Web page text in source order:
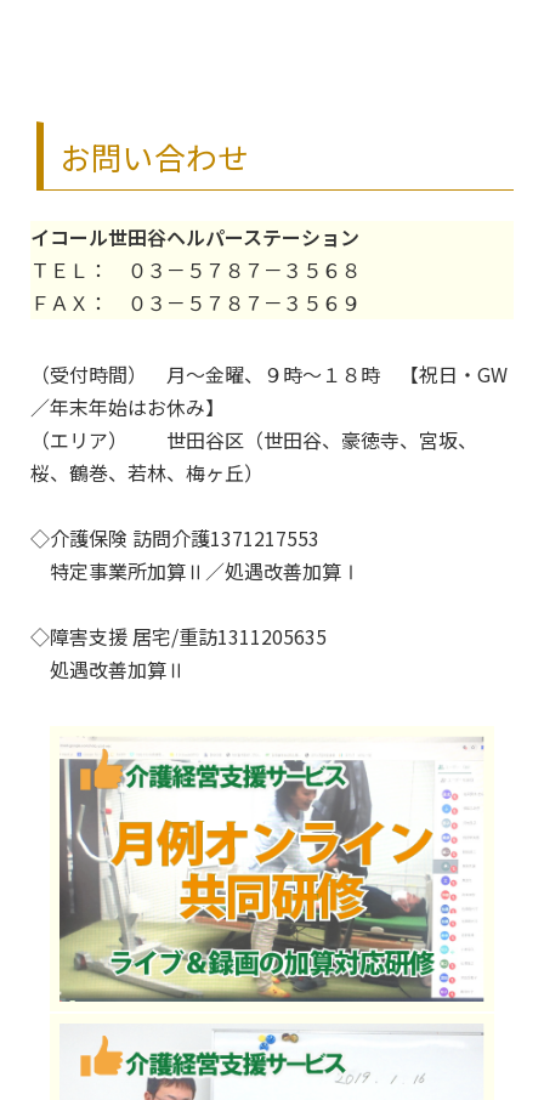
お問い合わせ
イコール世田谷ヘルパーステーション
ＴＥＬ： ０３－５７８７－３５６８
ＦＡＸ： ０３－５７８７－３５６９
（受付時間） 月～金曜、９時～１８時 【祝日・GW
／年末年始はお休み】
（エリア） 世田谷区（世田谷、豪徳寺、宮坂、
桜、鶴巻、若林、梅ヶ丘）
◇介護保険 訪問介護1371217553
特定事業所加算Ⅱ／処遇改善加算Ⅰ
◇障害支援 居宅/重訪1311205635
処遇改善加算Ⅱ